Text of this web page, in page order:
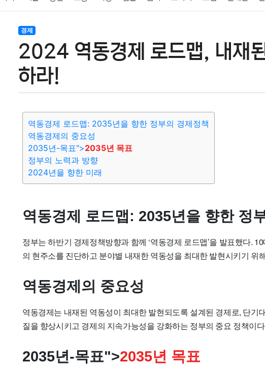
결혼 육아
기술 종교 사회 정치 건강 의료 의학 경제 마케팅 부동
경제
2024 역동경제 로드맵, 내재
하라!
역동경제 로드맵: 2035년을 향한 정부의 경제정책
역동경제의 중요성
2035년-목표">2035년 목표
정부의 노력과 방향
2024년을 향한 미래
역동경제 로드맵: 2035년을 향한 정
정부는 하반기 경제정책방향과 함께 ‘역동경제 로드맵’을 발표했다.
의 현주소를 진단하고 분야별 내재한 역동성을 최대한 발현시키기 위
역동경제의 중요성
역동경제는 내재된 역동성이 최대한 발현되도록 설계된 경제로, 단기
질을 향상시키고 경제의 지속가능성을 강화하는 정부의 중요 정책이
2035년-목표">2035년 목표